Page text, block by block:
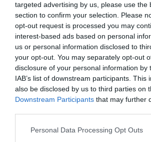
targeted advertising by us, please use the
section to confirm your selection. Please
opt-out request is processed you may
interest-based ads based on personal
us or personal information disclosed to
your opt-out. You may separately opt-out
disclosure of your personal information by
IAB’s list of downstream participants. This
also be disclosed by us to third parties on
Downstream Participants that may further
Please note that this website/app uses
Personal Data Processing Opt Outs
ΣΥΓΚΛΟΝΙΣΤΙΚΟΣ
ΡΑΦΗΝΑ ΣΤΟ «ΤΕΛΕΥΤΑΙΟ
ΚΑΠΕΤΑΝ ΑΝΤΩΝΗ ΒΙΔΑΛΗ
Απαράδεκτη εμπειρία στη Ραφήνα.
αναχώρηση εκείνης της ώρας…
Πρόσφατα Άρθρα